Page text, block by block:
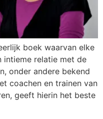
boek waarvan elke
intieme relatie met de
onder andere bekend
coachen en trainen van
geeft hierin het beste